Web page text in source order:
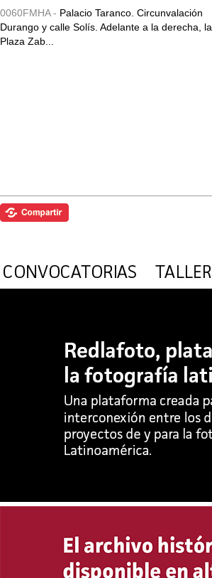
0060FMHA - Palacio Taranco. Circunvalación
Durango y calle Solís. Adelante a la derecha, la
Plaza Zab...